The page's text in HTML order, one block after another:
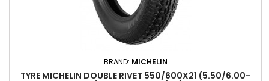
BRAND: MICHELIN
TYRE MICHELIN DOUBLE RIVET 550/600X21 (5.50/6.00-